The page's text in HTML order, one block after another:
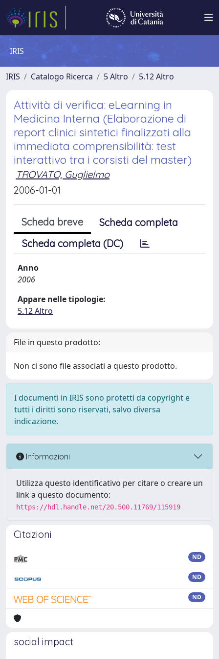
IRIS
IRIS Catalogo Ricerca 5 Altro 5.12 Altro
Attività di verifica: eLearning in
Medicina Interna (Elaborazione di
report clinici sintetici finalizzati alla
immediata comprensibilità: test
interattivo tra i corsisti del master)
TROVATO, Guglielmo
2006-01-01
Scheda breve
Scheda completa
Scheda completa (DC)
Anno
2006
Appare nelle tipologie:
5.12 Altro
File in questo prodotto:
Non ci sono file associati a questo prodotto.
I documenti in IRIS sono protetti da copyright e
tutti i diritti sono riservati, salvo diversa
indicazione.
Informazioni
Utilizza questo identificativo per citare o creare un
link a questo documento:
https://hdl.handle.net/20.500.11769/115919
Citazioni
ND
ND
ND
social impact